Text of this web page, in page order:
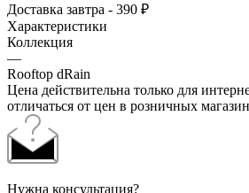
Доставка завтра - 390 ₽
Характеристики
Коллекция
—
Rooftop dRain
Цена действительна только для
отличаться от цен в розничных
Нужна консультация?